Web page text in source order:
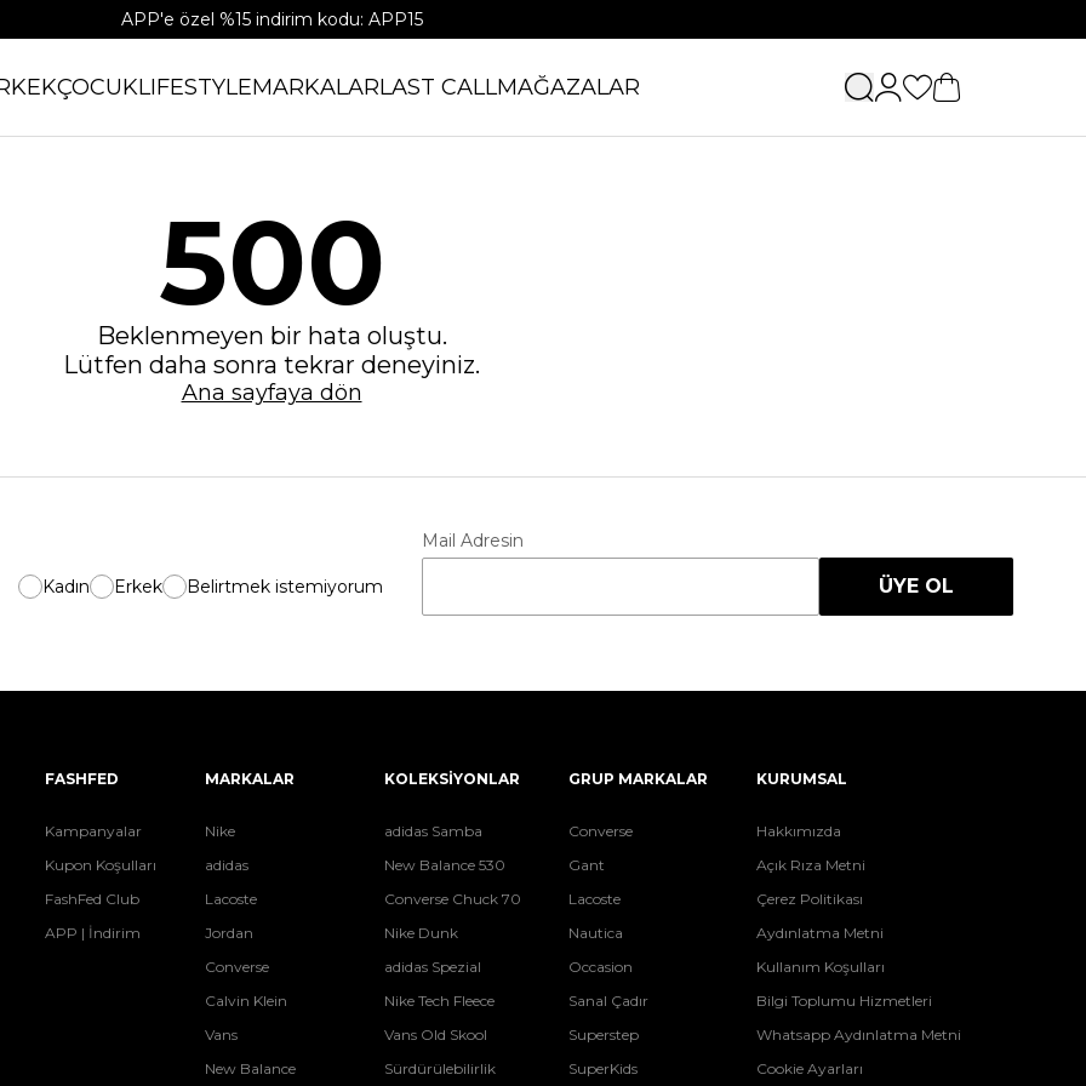
APP'e özel %15 indirim kodu: APP15
ÇOCUKLIFESTYLEMARKALARLAST CALLMAĞAZALAR
500
Beklenmeyen bir hata oluştu.
Lütfen daha sonra tekrar deneyiniz.
Ana sayfaya dön
Kadın Erkek Belirtmek istemiyorum
Mail Adresin
ÜYE OL
FASHFED
Kampanyalar
Kupon Koşulları
FashFed Club
APP | İndirim
MARKALAR
Nike
adidas
Lacoste
Jordan
Converse
Calvin Klein
Vans
New Balance
KOLEKSİYONLAR
adidas Samba
New Balance 530
Converse Chuck 70
Nike Dunk
adidas Spezial
Nike Tech Fleece
Vans Old Skool
Sürdürülebilirlik
GRUP MARKALAR
Converse
Gant
Lacoste
Nautica
Occasion
Sanal Çadır
Superstep
SuperKids
KURUMSAL
Hakkımızda
Açık Rıza Metni
Çerez Politikası
Aydınlatma Metni
Kullanım Koşulları
Bilgi Toplumu Hizmetleri
Whatsapp Aydınlatma Metni
Cookie Ayarları